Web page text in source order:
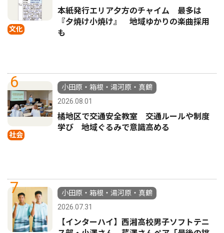
文化
本紙発行エリア夕方のチャイム 最多は
『夕焼け小焼け』 地域ゆかりの楽曲採用
も
6
社会
小田原・箱根・湯河原・真鶴
2026.08.01
橘地区で交通安全教室 交通ルールや制度
学び 地域ぐるみで意識高める
7
小田原・箱根・湯河原・真鶴
2026.07.31
【インターハイ】西湘高校男子ソフトテニ